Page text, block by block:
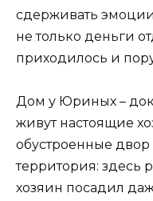
сдерживать
не только деньги
приходилось и
Дом у Юриных –
живут настоящие
обустроенные
территория: здесь
хозяин посадил